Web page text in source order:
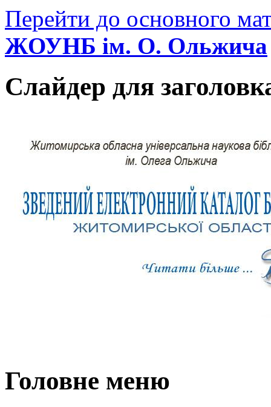
Перейти до основного
ЖОУНБ ім. О. Ольжича
Слайдер для
Головне меню